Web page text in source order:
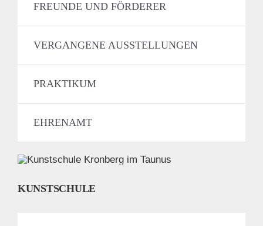
FREUNDE UND FÖRDERER
VERGANGENE AUSSTELLUNGEN
PRAKTIKUM
EHRENAMT
KUNSTSCHULE